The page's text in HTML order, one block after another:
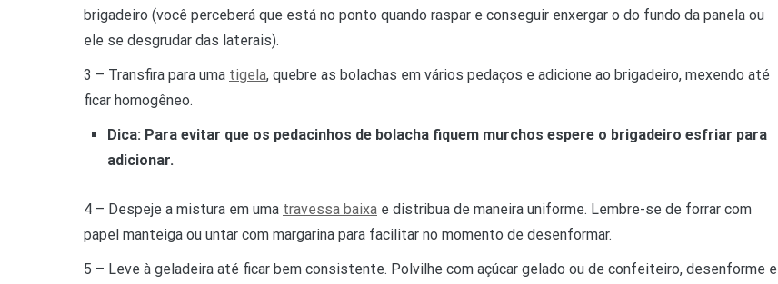
brigadeiro (você perceberá que está no ponto quando raspar e conseguir enxergar o do fundo da panela ou
ele se desgrudar das laterais).
3 – Transfira para uma tigela, quebre as bolachas em vários pedaços e adicione ao brigadeiro, mexendo até
ficar homogêneo.
Dica: Para evitar que os pedacinhos de bolacha fiquem murchos espere o brigadeiro esfriar para
adicionar.
4 – Despeje a mistura em uma travessa baixa e distribua de maneira uniforme. Lembre-se de forrar com
papel manteiga ou untar com margarina para facilitar no momento de desenformar.
5 – Leve à geladeira até ficar bem consistente. Polvilhe com açúcar gelado ou de confeiteiro, desenforme e